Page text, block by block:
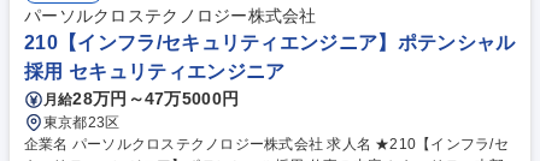
策定支援 ■プロジェクト管理および他部門(営業・企画・開発との連携 募
集職種 【東京】製造業企業のセキュリティ対策をリードする即戦力セキュ
リティSE
パーソルクロステクノロジー株式会社
210【インフラ/セキュリティエンジニア】ポテンシャル
採用 セキュリティエンジニア
月給28万円～47万5000円
東京都23区
企業名 パーソルクロステクノロジー株式会社 求人名 ★210【インフラ/セ